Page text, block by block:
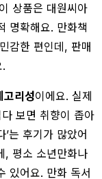
상품은 대원씨아
명확해요. 만화책
감한 편인데, 판매
고리성이에요. 실제
보면 취향이 좁아
는 후기가 많았어
, 평소 소년만화나
있어요. 만화 독서